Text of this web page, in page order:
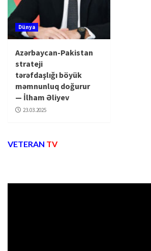
Dünya
Azərbaycan-Pakistan
strateji
tərəfdaşlığı böyük
məmnunluq doğurur
— İlham Əliyev
23.03.2025
VETERAN TV